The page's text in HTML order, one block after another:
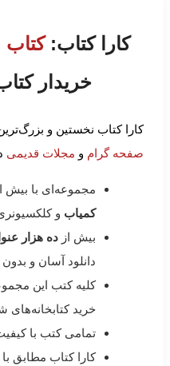
کارا کتاب:کتاب
خریدار
کارا کتاب نخستین و
صفحه گرام و مجلات قدیمی
مجموعه‌ای با بیش
کمیاب و
بیش از ده هزار
دانلود آسان و بدون
کلیه کتب این
خرید
تمامی کتب با
کارا کتاب مطابق با